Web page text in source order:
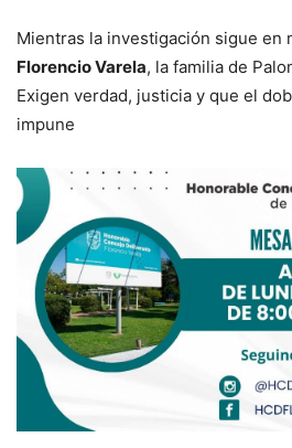
Mientras la investigación sigue en
Florencio Varela, la familia de
Exigen verdad, justicia y que el
impune